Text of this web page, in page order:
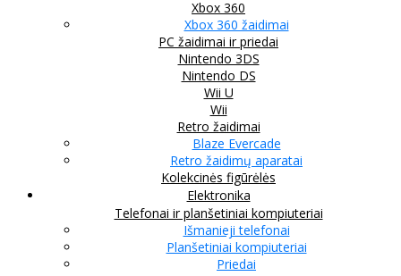
Xbox 360
Xbox 360 žaidimai
PC žaidimai ir priedai
Nintendo 3DS
Nintendo DS
Wii U
Wii
Retro žaidimai
Blaze Evercade
Retro žaidimų aparatai
Kolekcinės figūrėlės
Elektronika
Telefonai ir planšetiniai kompiuteriai
Išmanieji telefonai
Planšetiniai kompiuteriai
Priedai